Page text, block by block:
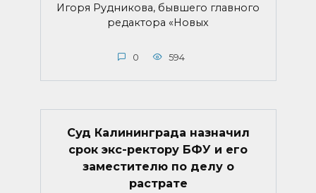
Игоря Рудникова, бывшего главного
редактора «Новых
0 594
Суд Калининграда назначил
срок экс-ректору БФУ и его
заместителю по делу о
растрате